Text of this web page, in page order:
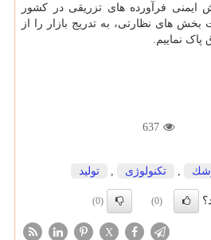
ایمنی فرآورده های تزریقی در کشور
های نظارتی، به تدریج بازار را از
نماییم.
637
, تكنولوژی , تولید
(0)
(0)
X